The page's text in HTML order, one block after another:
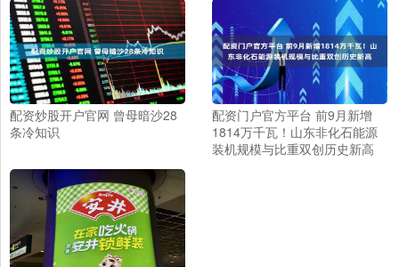
配资炒股开户官网 曾母暗沙28
条冷知识
配资门户官方平台 前9月新增
1814万千瓦！山东非化石能源
装机规模与比重双创历史新高